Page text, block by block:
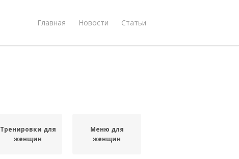
Главная Новости Статьи
Тренировки для
женщин
Меню для
женщин